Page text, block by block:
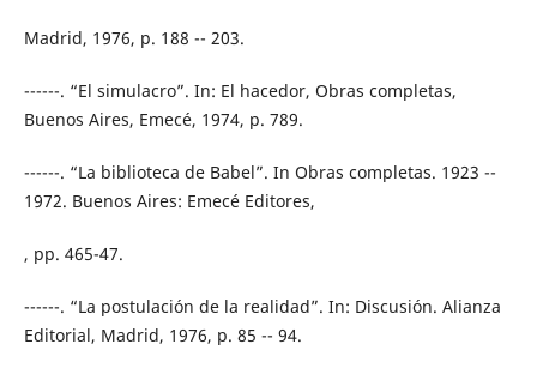
Madrid, 1976, p. 188 -- 203.
------. “El simulacro”. In: El hacedor, Obras completas,
Buenos Aires, Emecé, 1974, p. 789.
------. “La biblioteca de Babel”. In Obras completas. 1923 --
1972. Buenos Aires: Emecé Editores,
, pp. 465-47.
------. “La postulación de la realidad”. In: Discusión. Alianza
Editorial, Madrid, 1976, p. 85 -- 94.